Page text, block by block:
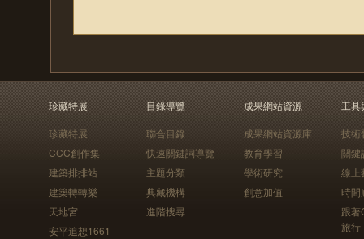
珍藏特展
珍藏特展
CCC創作集
建築排排站
建築轉轉樂
天地宮
安平追想1661
目錄導覽
聯合目錄
快速關鍵詞導覽
主題分類
典藏機構
進階搜尋
成果網站資源
成果網站資源庫
教育學習
學術研究
創意加值
工具
技術
關鍵
線上
時間
跟
旅行